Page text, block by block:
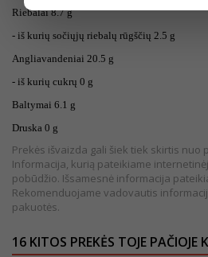
Riebalai 8.7 g
- iš kurių sočiųjų riebalų rūgščių 2.5 g
Angliavandeniai 20.5 g
- iš kurių cukrų 0 g
Baltymai 6.1 g
Druska 0 g
Prekės išvaizda gali šiek tiek skirtis nuo
Informacija, kurią pateikiame
pobūdžio. Išsamesnė informacija
Rekomenduojame vadovautis
pakuotės.
16 KITOS PREKĖS TOJE PAČIOJE